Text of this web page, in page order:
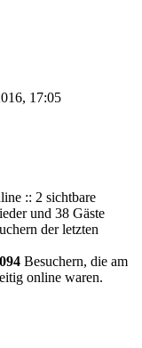
17:05
:: 2 sichtbare
und 38 Gäste
der letzten
Besuchern, die am
online waren.